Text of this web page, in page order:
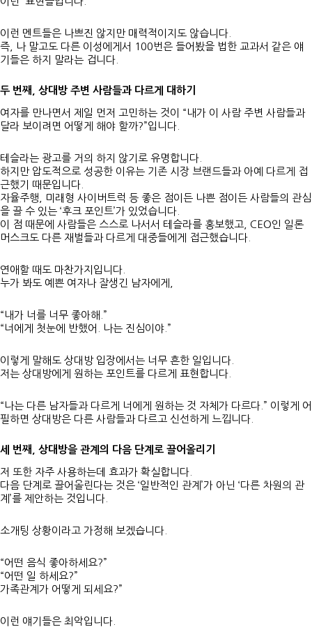
이런 멘트들은 나쁘진 않지만 매력적이지도 않습니다.
즉, 나 말고도 다른 이성에게서 100번은 들어봤을 법한 교과서 같은 얘
기들은 하지 말라는 겁니다.
두 번째, 상대방 주변 사람들과 다르게 대하기
여자를 만나면서 제일 먼저 고민하는 것이 “내가 이 사람 주변 사람들과
달라 보이려면 어떻게 해야 할까?”입니다.
테슬라는 광고를 거의 하지 않기로 유명합니다.
하지만 압도적으로 성공한 이유는 기존 시장 브랜드들과 아예 다르게 접
근했기 때문입니다.
자율주행, 미래형 사이버트럭 등 좋은 점이든 나쁜 점이든 사람들의 관심
을 끌 수 있는 ‘후크 포인트’가 있었습니다.
이 점 때문에 사람들은 스스로 나서서 테슬라를 홍보했고, CEO인 일론
머스크도 다른 재벌들과 다르게 대중들에게 접근했습니다.
연애할 때도 마찬가지입니다.
누가 봐도 예쁜 여자나 잘생긴 남자에게,
“내가 너를 너무 좋아해.”
“너에게 첫눈에 반했어. 나는 진심이야.”
이렇게 말해도 상대방 입장에서는 너무 흔한 일입니다.
저는 상대방에게 원하는 포인트를 다르게 표현합니다.
“나는 다른 남자들과 다르게 너에게 원하는 것 자체가 다르다.” 이렇게 어
필하면 상대방은 다른 사람들과 다르고 신선하게 느낍니다.
세 번째, 상대방을 관계의 다음 단계로 끌어올리기
저 또한 자주 사용하는데 효과가 확실합니다.
다음 단계로 끌어올린다는 것은 ‘일반적인 관계’가 아닌 ‘다른 차원의 관
계’를 제안하는 것입니다.
소개팅 상황이라고 가정해 보겠습니다.
“어떤 음식 좋아하세요?”
“어떤 일 하세요?”
가족관계가 어떻게 되세요?”
이런 얘기들은 최악입니다.